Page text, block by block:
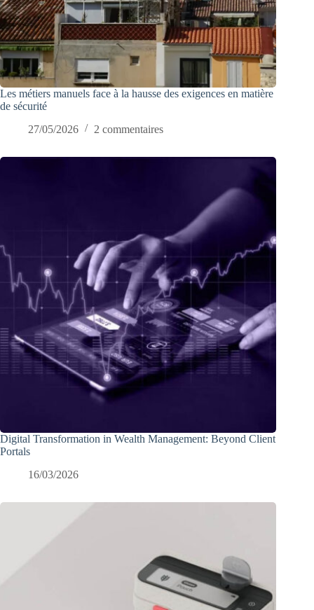
Les métiers manuels face à la hausse des exigences en matière
de sécurité
27/05/2026
2 commentaires
Digital Transformation in Wealth Management: Beyond Client
Portals
16/03/2026